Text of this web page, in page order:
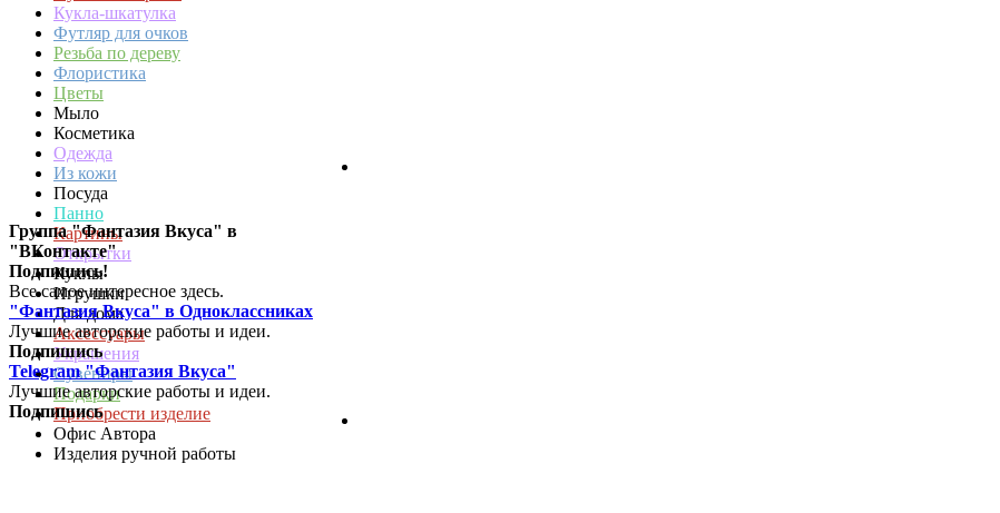
Кукла-шкатулка
Футляр для очков
Резьба по дереву
Флористика
Цветы
Мыло
Косметика
Одежда
Из кожи
Посуда
Панно
Картины
Открытки
Куклы
Игрушки
Для дома
Аксессуары
Украшения
Сувениры
Подарки
Приобрести изделие
Офис Автора
Изделия ручной работы
Группа "Фантазия Вкуса" в
"ВКонтакте"
Подпишись!
Все самое интересное здесь.
"Фантазия Вкуса" в Одноклассниках
Лучшие авторские работы и идеи.
Подпишись
Telegram "Фантазия Вкуса"
Лучшие авторские работы и идеи.
Подпишись